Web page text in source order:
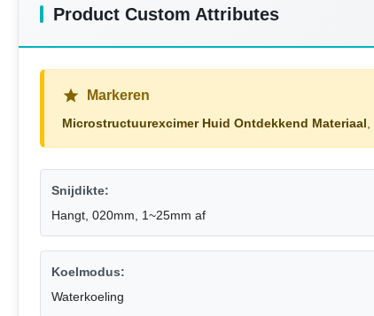
Product Custom Attributes
Markeren
Microstructuurexcimer Huid Ontdekkend Materiaal
Snijdikte:
Hangt, 020mm, 1~25mm af
Koelmodus:
Waterkoeling